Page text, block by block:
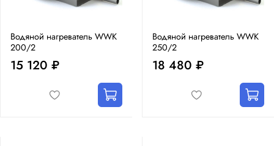
Водяной нагреватель WWK
200/2
15 120 ₽
Водяной нагреватель WWK
250/2
18 480 ₽